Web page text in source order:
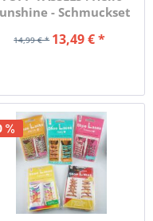
- Schmuckset
14,99 € * 13,49 € *